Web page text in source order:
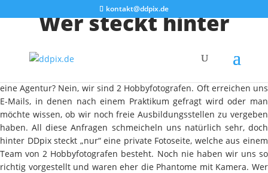
kontakt@ddpix.de
Wer steckt hinter
eine Agentur? Nein, wir sind 2 Hobbyfotografen. Oft erreichen uns
E-Mails, in denen nach einem Praktikum gefragt wird oder man
möchte wissen, ob wir noch freie Ausbildungsstellen zu vergeben
haben. All diese Anfragen schmeicheln uns natürlich sehr, doch
hinter DDpix steckt „nur“ eine private Fotoseite, welche aus einem
Team von 2 Hobbyfotografen besteht. Noch nie haben wir uns so
richtig vorgestellt und waren eher die Phantome mit Kamera. Wer